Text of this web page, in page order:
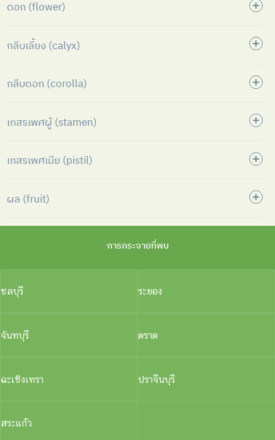
ดอก (flower)
กลีบเลี้ยง (calyx)
กลีบดอก (corolla)
เกสรเพศผู้ (stamen)
เกสรเพศเมีย (pistil)
ผล (fruit)
การกระจายที่พบ
ชลบุรี ระยอง
จันทบุรี ตราด
ฉะเชิงเทรา ปราจีนบุรี
สระแก้ว